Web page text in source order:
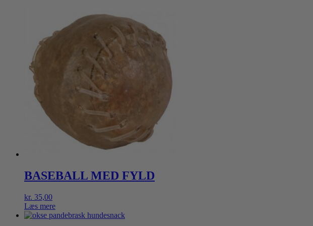
BASEBALL MED FYLD
kr. 35,00
Læs mere